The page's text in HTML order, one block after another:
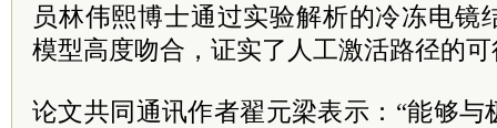
员林伟熙博士通过实验解析的冷冻电镜
模型高度吻合，证实了人工激活路径的
论文共同通讯作者翟元梁表示：“能够